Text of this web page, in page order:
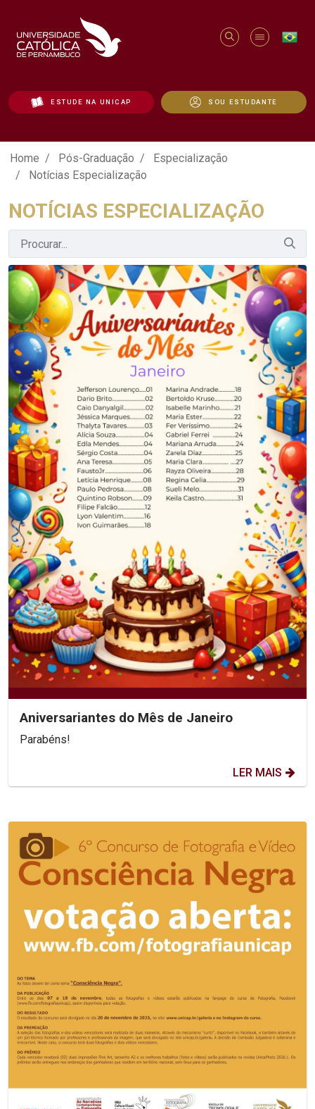
ESTUDE NA UNICAP SOU ESTUDANTE
Notícias Especialização - Unicap
Home Pós-Graduação
Especialização
Notícias Especialização
NOTÍCIAS ESPECIALIZAÇÃO
Aniversariantes do Mês de Janeiro
Parabéns!
LER MAIS